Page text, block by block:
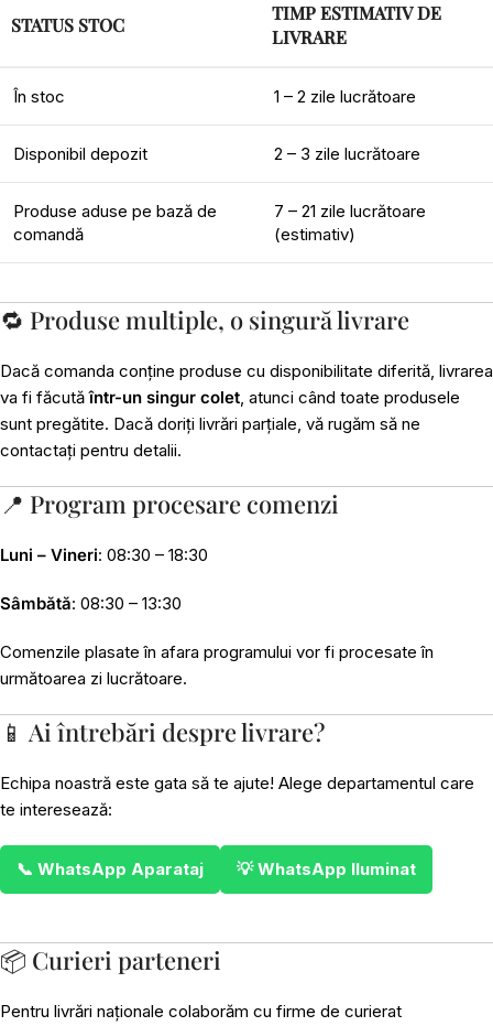
STATUS STOC
TIMP ESTIMATIV DE
LIVRARE
În stoc 1 – 2 zile lucrătoare
Disponibil depozit 2 – 3 zile lucrătoare
Produse aduse pe bază de
comandă
7 – 21 zile lucrătoare
(estimativ)
🔁 Produse multiple, o singură livrare
Dacă comanda conține produse cu disponibilitate diferită, livrarea
va fi făcutăîntr-un singur colet, atunci când toate produsele
sunt pregătite. Dacă doriți livrări parțiale, vă rugăm să ne
contactați pentru detalii.
📍 Program procesare comenzi
Luni – Vineri: 08:30 – 18:30
Sâmbătă: 08:30 – 13:30
Comenzile plasate în afara programului vor fi procesate în
următoarea zi lucrătoare.
📱 Ai întrebări despre livrare?
Echipa noastră este gata să te ajute! Alege departamentul care
te interesează:
📞 WhatsApp Aparataj 💡 WhatsApp Iluminat
📦 Curieri parteneri
Pentru livrări naționale colaborăm cu firme de curierat